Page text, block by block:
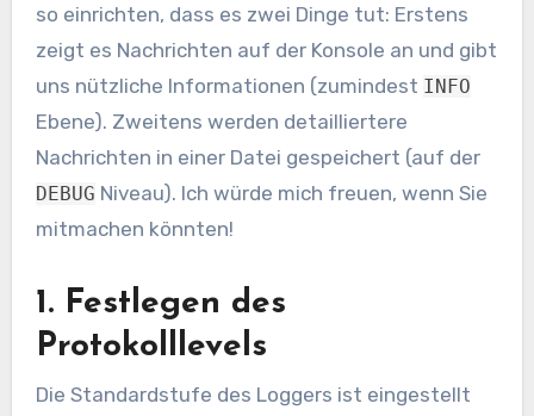
so einrichten, dass es zwei Dinge tut: Erstens
zeigt es Nachrichten auf der Konsole an und gibt
uns nützliche Informationen (zumindest INFO
Ebene). Zweitens werden detailliertere
Nachrichten in einer Datei gespeichert (auf der
DEBUG Niveau). Ich würde mich freuen, wenn Sie
mitmachen könnten!
1. Festlegen des
Protokolllevels
Die Standardstufe des Loggers ist eingestellt